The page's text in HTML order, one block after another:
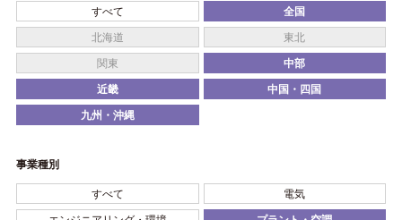
すべて 全国
北海道 東北
関東 中部
近畿 中国・四国
九州・沖縄
事業種別
すべて 電気